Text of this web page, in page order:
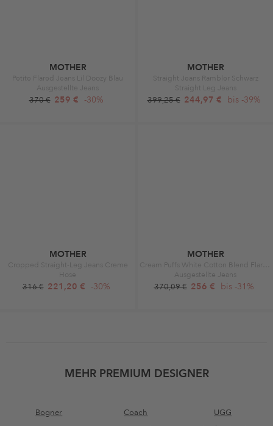
MOTHER
Petite Flared Jeans Lil Doozy Blau
Ausgestellte Jeans
370 € 259 € -30%
MOTHER
Straight Jeans Rambler Schwarz
Straight Leg Jeans
399,25 € 244,97 € bis -39%
MOTHER
Cropped Straight-Leg Jeans Creme
Hose
316 € 221,20 € -30%
MOTHER
Ausgestellte Jeans
370,09 € 256 € bis -31%
MEHR PREMIUM DESIGNER
Bogner Coach
UGG